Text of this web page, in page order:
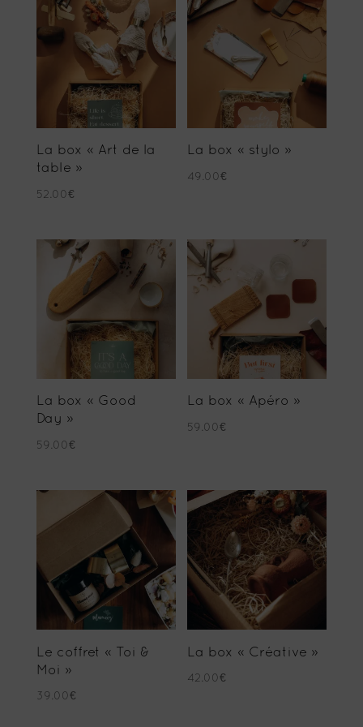
récent
au
plus
ancien
La box « Art de la
table »
52.00€
La box « stylo »
49.00€
La box « Good
Day »
59.00€
La box « Apéro »
59.00€
Le coffret « Toi &
Moi »
39.00€
La box « Créative »
42.00€